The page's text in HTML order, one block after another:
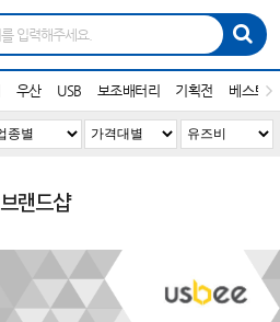
우산 USB 보조배터리 기획전 베스트
브랜드샵